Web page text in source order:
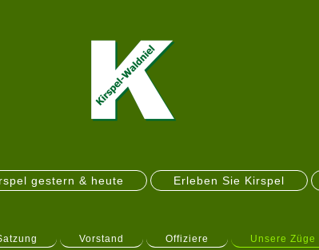
gestern & heute Erleben Sie Kirspel
Vorstand Offiziere Unsere Züge